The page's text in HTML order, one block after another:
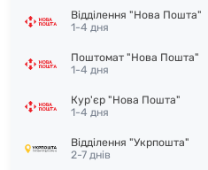
Відділення "Нова Пошта"
1-4 дня
Поштомат "Нова Пошта"
1-4 дня
Кур'єр "Нова Пошта"
1-4 дня
Відділення "Укрпошта"
2-7 днів